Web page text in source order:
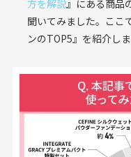
方を解説』にある商品
聞いてみました。ここ
ンのTOP5』を紹介しま